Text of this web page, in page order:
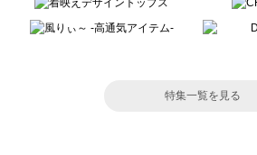
特集一覧を見る